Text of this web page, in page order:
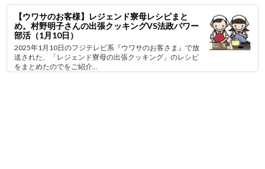
【ウワサのお客様】レジェンド寮母レシピまと
め。村野明子さんの出張クッキングVS法政パワー
部活（1月10日）
2025年1月10日のフジテレビ系『ウワサのお客さま』で放
送された、「レジェンド寮母の出張クッキング」のレシピ
をまとめたのでをご紹介...